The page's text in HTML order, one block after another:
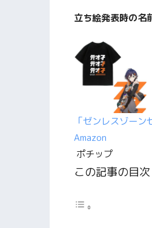
立ち絵発表時の名
「ゼンレスゾー
Amazon
ポチップ
この記事の目次